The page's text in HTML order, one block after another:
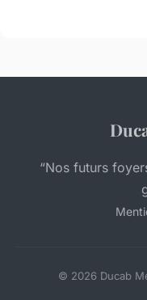
“Nos futurs
© 2026 Ducab